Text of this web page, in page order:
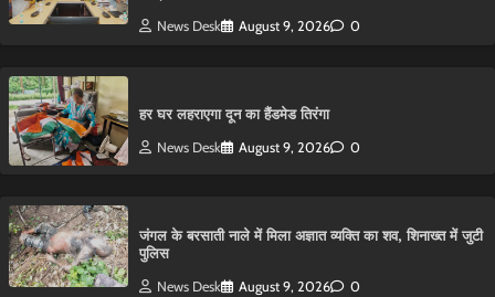
News Desk August 9, 2026 0
हर घर लहराएगा दून का हैंडमेड तिरंगा
News Desk August 9, 2026 0
​जंगल के बरसाती नाले में मिला अज्ञात व्यक्ति का शव, शिनाख्त में जुटी
पुलिस
News Desk August 9, 2026 0